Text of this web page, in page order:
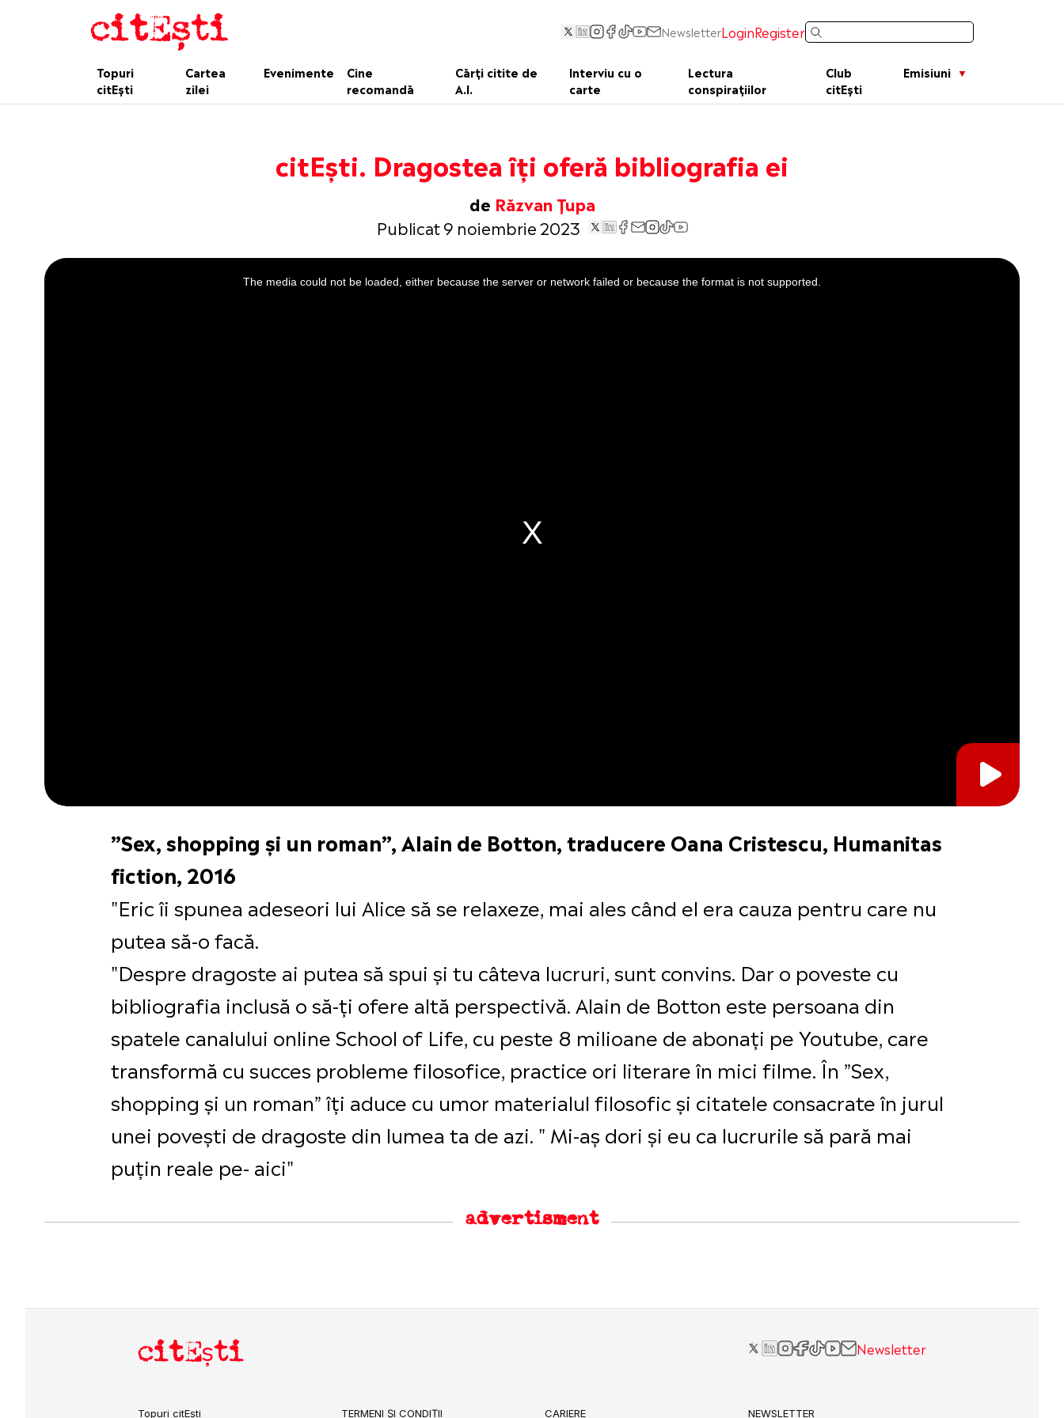
NewsletterLoginRegister
Topuri
citEști
Cartea
zilei
Evenimente
Cine
recomandă
Cărți citite de
A.I.
Interviu cu o
carte
Lectura
conspirațiilor
Club
citEști
Emisiuni
citEști. Dragostea îți oferă bibliografia ei
de Răzvan Țupa
Publicat 9 noiembrie 2023
This
is
a
The media could not be loaded, either because the server or network failed or because the format is not supported.
”Sex, shopping și un roman”, Alain de Botton, traducere Oana Cristescu, Humanitas
fiction, 2016
"Eric îi spunea adeseori lui Alice să se relaxeze, mai ales când el era cauza pentru care nu
putea să-o facă.
"Despre dragoste ai putea să spui și tu câteva lucruri, sunt convins. Dar o poveste cu
bibliografia inclusă o să-ți ofere altă perspectivă. Alain de Botton este persoana din
spatele canalului online School of Life, cu peste 8 milioane de abonați pe Youtube, care
transformă cu succes probleme filosofice, practice ori literare în mici filme. În ”Sex,
shopping și un roman” îți aduce cu umor materialul filosofic și citatele consacrate în jurul
unei povești de dragoste din lumea ta de azi. " Mi-aş dori şi eu ca lucrurile să pară mai
puţin reale pe- aici"
advertisment
citEști Newsletter
Topuri citEști TERMENI ȘI CONDIȚII CARIERE NEWSLETTER